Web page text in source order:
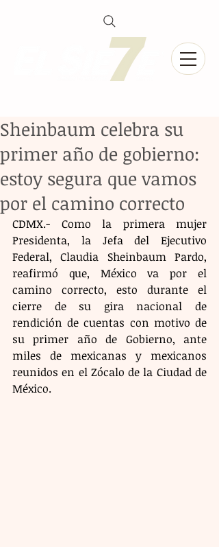
Sheinbaum celebra su
primer año de gobierno:
estoy segura que vamos
por el camino correcto
CDMX.- Como la primera mujer
Presidenta, la Jefa del Ejecutivo
Federal, Claudia Sheinbaum Pardo,
reafirmó que, México va por el
camino correcto, esto durante el
cierre de su gira nacional de
rendición de cuentas con motivo de
su primer año de Gobierno, ante
miles de mexicanas y mexicanos
reunidos en el Zócalo de la Ciudad de
México.